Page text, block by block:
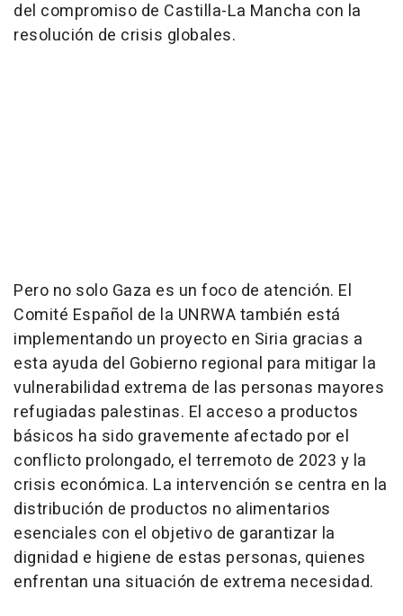
del compromiso de Castilla-La Mancha con la
resolución de crisis globales.
Pero no solo Gaza es un foco de atención. El
Comité Español de la UNRWA también está
implementando un proyecto en Siria gracias a
esta ayuda del Gobierno regional para mitigar la
vulnerabilidad extrema de las personas mayores
refugiadas palestinas. El acceso a productos
básicos ha sido gravemente afectado por el
conflicto prolongado, el terremoto de 2023 y la
crisis económica. La intervención se centra en la
distribución de productos no alimentarios
esenciales con el objetivo de garantizar la
dignidad e higiene de estas personas, quienes
enfrentan una situación de extrema necesidad.